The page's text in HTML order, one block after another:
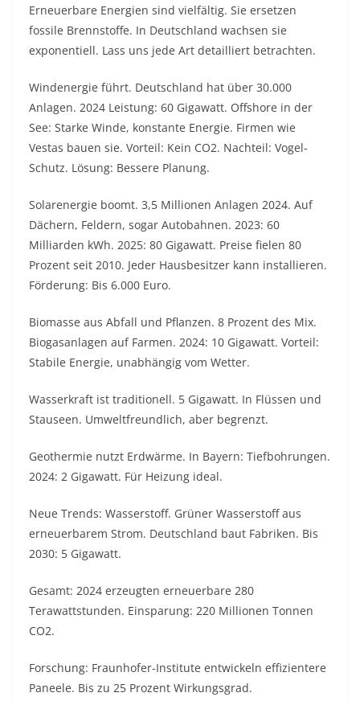
Erneuerbare Energien sind vielfältig. Sie ersetzen
fossile Brennstoffe. In Deutschland wachsen sie
exponentiell. Lass uns jede Art detailliert betrachten.
Windenergie führt. Deutschland hat über 30.000
Anlagen. 2024 Leistung: 60 Gigawatt. Offshore in der
See: Starke Winde, konstante Energie. Firmen wie
Vestas bauen sie. Vorteil: Kein CO2. Nachteil: Vogel-
Schutz. Lösung: Bessere Planung.
Solarenergie boomt. 3,5 Millionen Anlagen 2024. Auf
Dächern, Feldern, sogar Autobahnen. 2023: 60
Milliarden kWh. 2025: 80 Gigawatt. Preise fielen 80
Prozent seit 2010. Jeder Hausbesitzer kann installieren.
Förderung: Bis 6.000 Euro.
Biomasse aus Abfall und Pflanzen. 8 Prozent des Mix.
Biogasanlagen auf Farmen. 2024: 10 Gigawatt. Vorteil:
Stabile Energie, unabhängig vom Wetter.
Wasserkraft ist traditionell. 5 Gigawatt. In Flüssen und
Stauseen. Umweltfreundlich, aber begrenzt.
Geothermie nutzt Erdwärme. In Bayern: Tiefbohrungen.
2024: 2 Gigawatt. Für Heizung ideal.
Neue Trends: Wasserstoff. Grüner Wasserstoff aus
erneuerbarem Strom. Deutschland baut Fabriken. Bis
2030: 5 Gigawatt.
Gesamt: 2024 erzeugten erneuerbare 280
Terawattstunden. Einsparung: 220 Millionen Tonnen
CO2.
Forschung: Fraunhofer-Institute entwickeln effizientere
Paneele. Bis zu 25 Prozent Wirkungsgrad.